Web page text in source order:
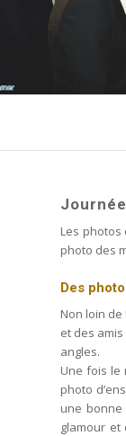
Les
photo des
Des
Non loin
et des
angles.
Une fois le
photo
une bonne
glamour